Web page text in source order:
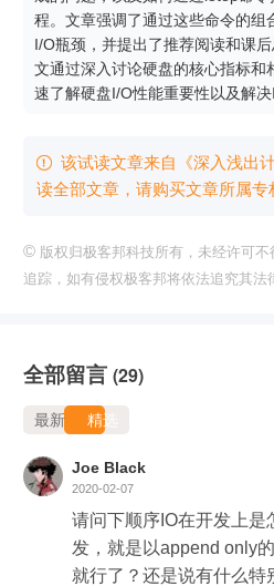
程。文章强调了通过这些命令的组
I/O瓶颈，并提出了推荐阅读和课
文通过深入讨论硬盘的核心指标和
速了解硬盘I/O性能重要性以及解决
 该试读文章来自《深入浅出
读全部文章，请购买文章所属专
© 版权归极客邦科技所有，未经许可
追踪，如有侵权极客邦将依法追究其法
全部留言 (29)
最新 精选
Joe Black
2020-02-07
请问下顺序IO在开发上
发，就是以append only
就行了？还是说有什么特